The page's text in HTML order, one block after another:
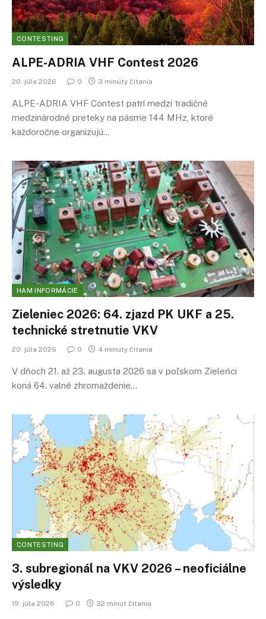
CONTESTING
ALPE-ADRIA VHF Contest 2026
20. júla 2026 0 3 minúty čítania
ALPE-ADRIA VHF Contest patrí medzi tradičné
medzinárodné preteky na pásme 144 MHz, ktoré
každoročne organizujú…
HAM INFORMÁCIE
Zieleniec 2026: 64. zjazd PK UKF a 25.
technické stretnutie VKV
20. júla 2026 0 4 minúty čítania
V dňoch 21. až 23. augusta 2026 sa v poľskom Zieleńci
koná 64. valné zhromaždenie…
CONTESTING
3. subregionál na VKV 2026 – neoficiálne
výsledky
19. júla 2026 0 32 minút čítania